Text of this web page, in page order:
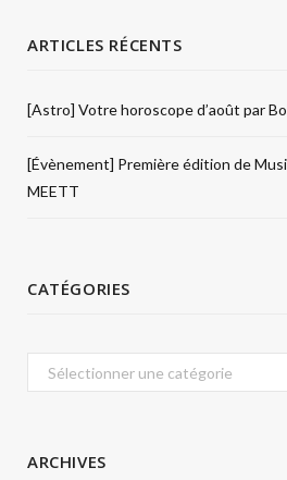
ARTICLES RÉCENTS
[Astro] Votre horoscope d’août par
[Évènement] Première édition de
MEETT
CATÉGORIES
Catégories
ARCHIVES